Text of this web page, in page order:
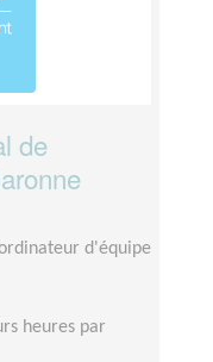
de
d'équipe
heures par